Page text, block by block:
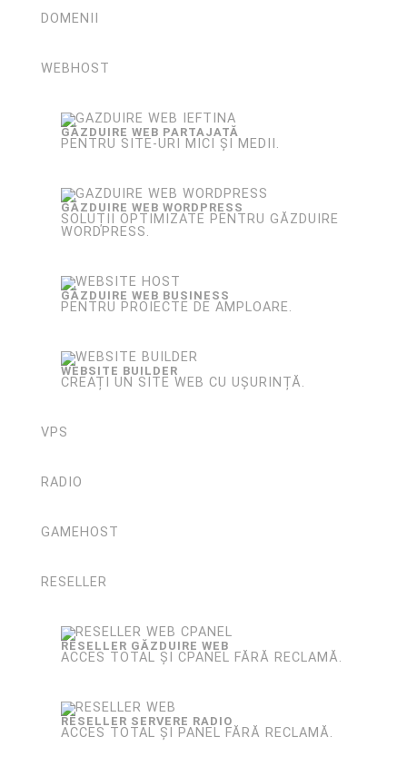
DOMENII
WEBHOST
GĂZDUIRE WEB PARTAJATĂ
PENTRU SITE-URI MICI ȘI MEDII.
GĂZDUIRE WEB WORDPRESS
SOLUȚII OPTIMIZATE PENTRU GĂZDUIRE
WORDPRESS.
GĂZDUIRE WEB BUSINESS
PENTRU PROIECTE DE AMPLOARE.
WEBSITE BUILDER
CREAȚI UN SITE WEB CU UȘURINȚĂ.
VPS
RADIO
GAMEHOST
RESELLER
RESELLER GĂZDUIRE WEB
ACCES TOTAL ȘI CPANEL FĂRĂ RECLAMĂ.
RESELLER SERVERE RADIO
ACCES TOTAL ȘI PANEL FĂRĂ RECLAMĂ.